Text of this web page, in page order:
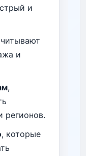
и
и
,
регионов.
, которые